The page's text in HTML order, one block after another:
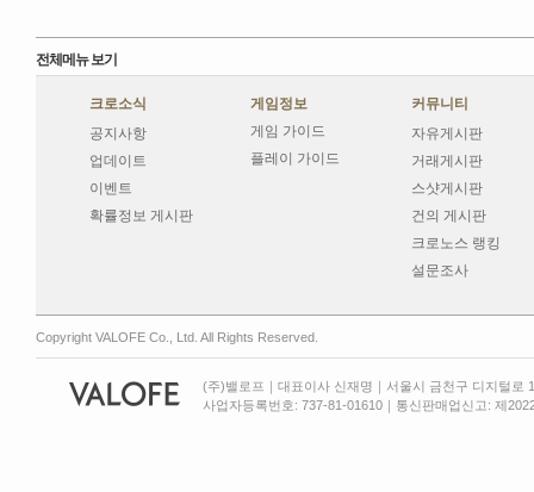
전체메뉴 보기
크로소식
공지사항
업데이트
이벤트
확률정보 게시판
게임정보
게임 가이드
플레이 가이드
커뮤니티
자유게시판
거래게시판
스샷게시판
건의 게시판
크로노스 랭킹
설문조사
Copyright VALOFE Co., Ltd. All Rights Reserved.
(주)밸로프｜대표이사 신재명｜서울시 금천구 디지털로
사업자등록번호: 737-81-01610｜통신판매업신고: 제